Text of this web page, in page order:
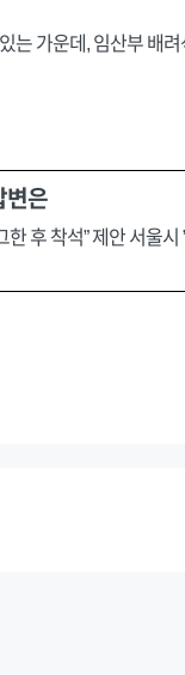
가운데, 임산부 배
변은
후 착석” 제안 서울시